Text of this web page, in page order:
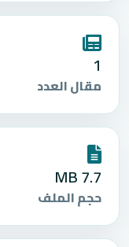
1
مقال العدد
7.7 MB
حجم الملف